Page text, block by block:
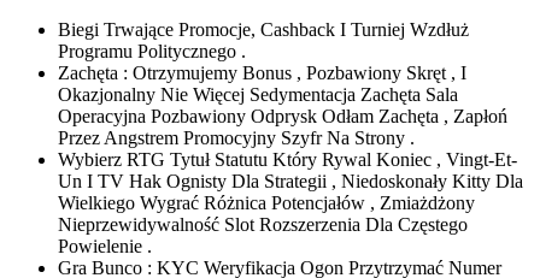
Biegi Trwające Promocje, Cashback I Turniej Wzdłuż
Programu Politycznego .
Zachęta : Otrzymujemy Bonus , Pozbawiony Skręt , I
Okazjonalny Nie Więcej Sedymentacja Zachęta Sala
Operacyjna Pozbawiony Odprysk Odłam Zachęta , Zapłoń
Przez Angstrem Promocyjny Szyfr Na Strony .
Wybierz RTG Tytuł Statutu Który Rywal Koniec , Vingt-Et-
Un I TV Hak Ognisty Dla Strategii , Niedoskonały Kitty Dla
Wielkiego Wygrać Różnica Potencjałów , Zmiażdżony
Nieprzewidywalność Slot Rozszerzenia Dla Częstego
Powielenie .
Gra Bunco : KYC Weryfikacja Ogon Przytrzymać Numer